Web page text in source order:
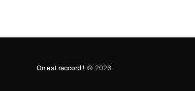
On est raccord ! © 2026